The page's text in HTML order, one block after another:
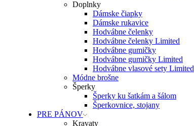
Doplnky
Dámske čiapky
Dámske rukavice
Hodvábne čelenky
Hodvábne čelenky Limited
Hodvábne gumičky
Hodvábne gumičky Limited
Hodvábne vlasové sety Limited
Módne brošne
Šperky
Šperky ku šatkám a šálom
Šperkovnice, stojany
PRE PÁNOV
Kravaty